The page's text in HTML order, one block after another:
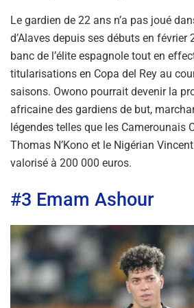
Le gardien de 22 ans n’a pas joué
d’Alaves depuis ses débuts en
banc de l’élite espagnole tout en
titularisations en Copa del Rey au
saisons. Owono pourrait devenir la
africaine des gardiens de but,
légendes telles que les Camerounais
Thomas N’Kono et le Nigérian
valorisé à 200 000 euros.
#3 Emam Ashour